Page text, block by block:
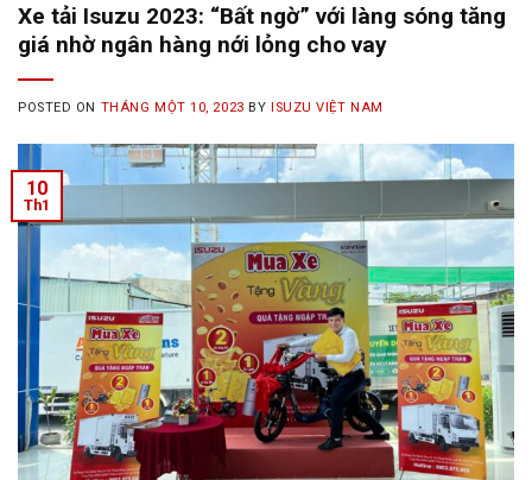
Xe tải Isuzu 2023: “Bất ngờ” với làng sóng tăng
giá nhờ ngân hàng nới lỏng cho vay
POSTED ON THÁNG MỘT 10, 2023 BY ISUZU VIỆT NAM
10
Th1